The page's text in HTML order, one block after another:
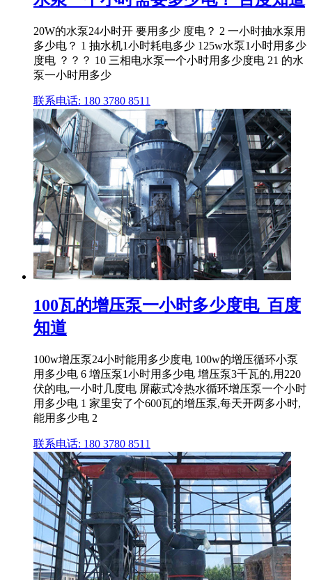
20W的水泵24小时开 要用多少 度电？ 2 一小时抽水泵用
多少电？ 1 抽水机1小时耗电多少 125w水泵1小时用多少
度电 ？？？ 10 三相电水泵一个小时用多少度电 21 的水
泵一小时用多少
联系电话: 180 3780 8511
100瓦的增压泵一小时多少度电_百度
知道
100w增压泵24小时能用多少度电 100w的增压循环小泵
用多少电 6 增压泵1小时用多少电 增压泵3千瓦的,用220
伏的电,一小时几度电 屏蔽式冷热水循环增压泵一个小时
用多少电 1 家里安了个600瓦的增压泵,每天开两多小时,
能用多少电 2
联系电话: 180 3780 8511